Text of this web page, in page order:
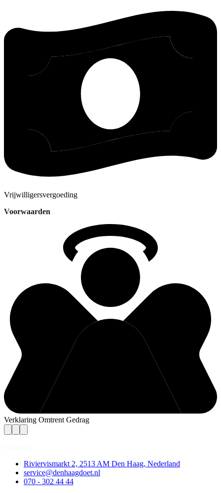
Vrijwilligersvergoeding
Voorwaarden
Verklaring Omtrent Gedrag
Riviervismarkt 2, 2513 AM Den Haag, Nederland
service@denhaagdoet.nl
070 - 302 44 44